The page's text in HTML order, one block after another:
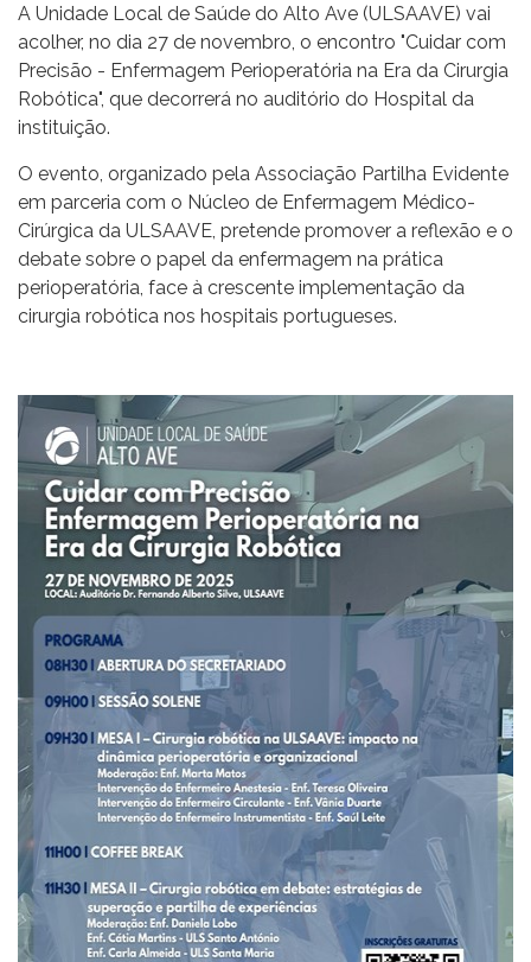
A Unidade Local de Saúde do Alto Ave (ULSAAVE) vai
acolher, no dia 27 de novembro, o encontro "Cuidar com
Precisão - Enfermagem Perioperatória na Era da Cirurgia
Robótica", que decorrerá no auditório do Hospital da
instituição.
O evento, organizado pela Associação Partilha Evidente
em parceria com o Núcleo de Enfermagem Médico-
Cirúrgica da ULSAAVE, pretende promover a reflexão e o
debate sobre o papel da enfermagem na prática
perioperatória, face à crescente implementação da
cirurgia robótica nos hospitais portugueses.